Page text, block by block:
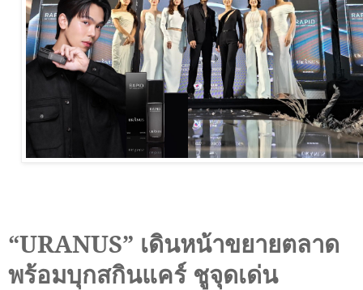
“URANUS” เดินหน้าขยายตลาด
พร้อมบุกสกินแคร์ ชูจุดเด่น